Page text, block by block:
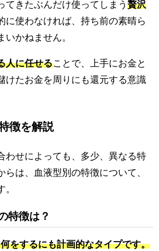
てきたぶんだけ使ってしまう 贅沢
に使わなければ、持ち前の素晴ら
いかねません。
人に任せることで、上手にお金と
けたお金を周りにも還元する意識
徴を解説
わせによっても、多少、異なる特
らは、血液型別の特徴について、
。
特徴は？
をするにも計画的なタイプです。